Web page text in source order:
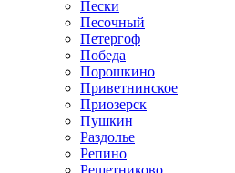
Пески
Песочный
Петергоф
Победа
Порошкино
Приветнинское
Приозерск
Пушкин
Раздолье
Репино
Решетниково